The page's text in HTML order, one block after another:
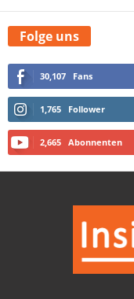
Folge uns
30,107 Fans
1,765 Follower
2,665 Abonnenten